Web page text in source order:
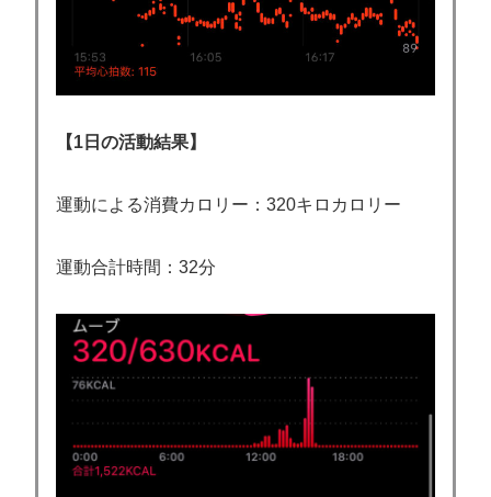
【1日の活動結果】
運動による消費カロリー：320キロカロリー
運動合計時間：32分